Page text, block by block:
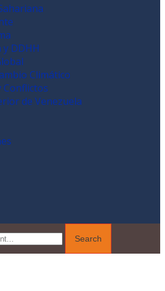
y DDHH
Climático
Conflictos
de Venezuela